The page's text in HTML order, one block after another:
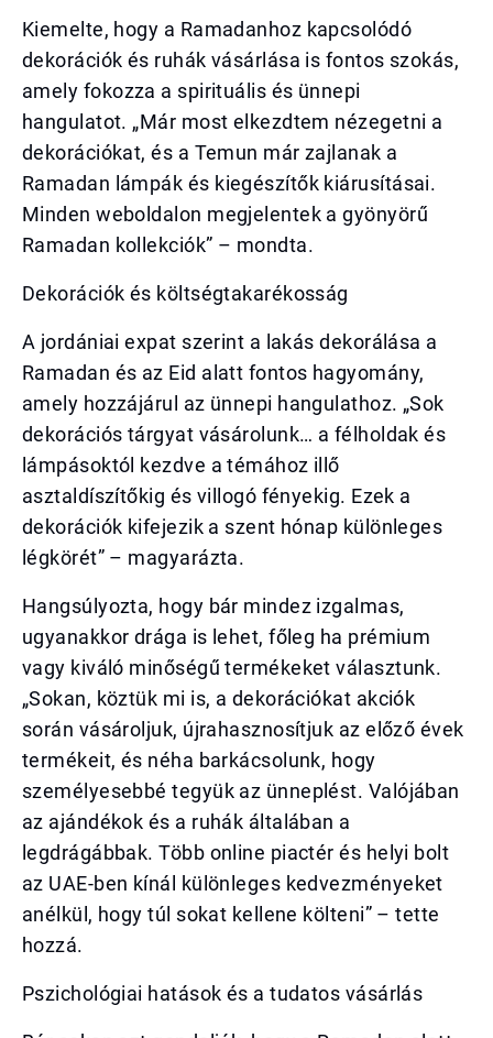
Kiemelte, hogy a Ramadanhoz kapcsolódó
dekorációk és ruhák vásárlása is fontos szokás,
amely fokozza a spirituális és ünnepi
hangulatot. „Már most elkezdtem nézegetni a
dekorációkat, és a Temun már zajlanak a
Ramadan lámpák és kiegészítők kiárusításai.
Minden weboldalon megjelentek a gyönyörű
Ramadan kollekciók” – mondta.
Dekorációk és költségtakarékosság
A jordániai expat szerint a lakás dekorálása a
Ramadan és az Eid alatt fontos hagyomány,
amely hozzájárul az ünnepi hangulathoz. „Sok
dekorációs tárgyat vásárolunk… a félholdak és
lámpásoktól kezdve a témához illő
asztaldíszítőkig és villogó fényekig. Ezek a
dekorációk kifejezik a szent hónap különleges
légkörét” – magyarázta.
Hangsúlyozta, hogy bár mindez izgalmas,
ugyanakkor drága is lehet, főleg ha prémium
vagy kiváló minőségű termékeket választunk.
„Sokan, köztük mi is, a dekorációkat akciók
során vásároljuk, újrahasznosítjuk az előző évek
termékeit, és néha barkácsolunk, hogy
személyesebbé tegyük az ünneplést. Valójában
az ajándékok és a ruhák általában a
legdrágábbak. Több online piactér és helyi bolt
az UAE-ben kínál különleges kedvezményeket
anélkül, hogy túl sokat kellene költeni” – tette
hozzá.
Pszichológiai hatások és a tudatos vásárlás